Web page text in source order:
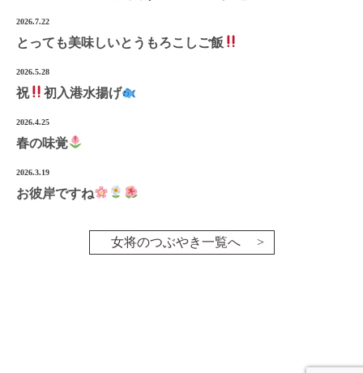
2026.7.22
とっても美味しいとうもろこしご飯
2026.5.28
祝 初入港水揚げ
2026.4.25
春の味覚
2026.3.19
お彼岸ですね
女将のつぶやき一覧へ